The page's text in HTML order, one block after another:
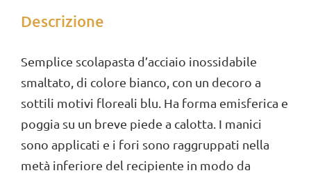
Descrizione
Semplice scolapasta d’acciaio inossidabile
smaltato, di colore bianco, con un decoro a
sottili motivi floreali blu. Ha forma emisferica e
poggia su un breve piede a calotta. I manici
sono applicati e i fori sono raggruppati nella
metà inferiore del recipiente in modo da